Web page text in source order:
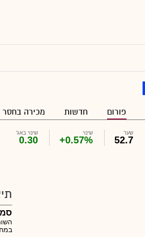
פורום חדשות מכירה בחסר
שער
52.7
שינוי
+0.57%
שינוי באג'
0.30